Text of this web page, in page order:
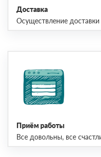
Доставка
Осуществление
Приём работы
Все довольны, все